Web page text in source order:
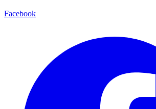
Facebook